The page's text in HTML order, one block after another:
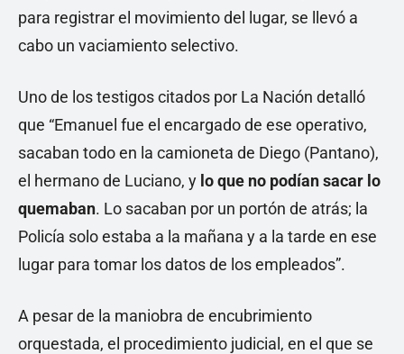
para registrar el movimiento del lugar, se llevó a
cabo un vaciamiento selectivo.
Uno de los testigos citados por La Nación detalló
que “Emanuel fue el encargado de ese operativo,
sacaban todo en la camioneta de Diego (Pantano),
el hermano de Luciano, y lo que no podían sacar lo
quemaban. Lo sacaban por un portón de atrás; la
Policía solo estaba a la mañana y a la tarde en ese
lugar para tomar los datos de los empleados”.
A pesar de la maniobra de encubrimiento
orquestada, el procedimiento judicial, en el que se